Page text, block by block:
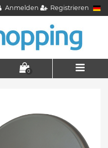
Anmelden Registrieren
0